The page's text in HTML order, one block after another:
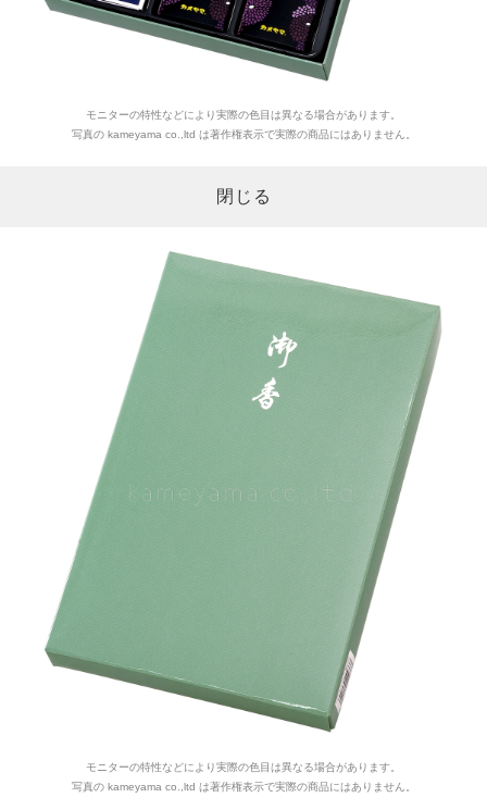
モニターの特性などにより実際の色目は異なる場合があります。
写真の kameyama co.,ltd は著作権表示で実際の商品にはありません。
閉じる
モニターの特性などにより実際の色目は異なる場合があります。
写真の kameyama co.,ltd は著作権表示で実際の商品にはありません。